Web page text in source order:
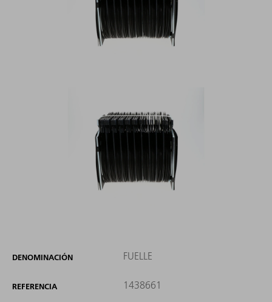
DENOMINACIÓN FUELLE
REFERENCIA 1438661